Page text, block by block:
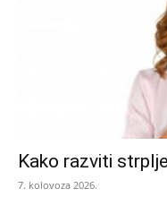
Kako razviti
7. kolovoza 2026.